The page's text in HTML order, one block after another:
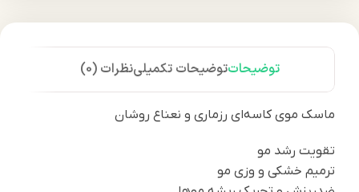
توضیحاتتوضیحات تکمیلینظرات (0)
ماسک موی کاسه‌ای رزماری و نعناع روشان
تقویت رشد مو
ترمیم خشکی و وزی مو